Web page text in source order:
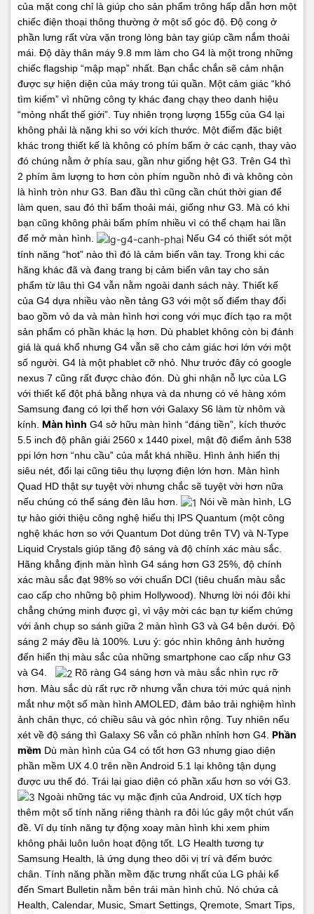
của mặt cong chỉ là giúp cho sản phẩm trông hấp dẫn hơn một
chiếc điện thoại thông thường ở một số góc độ. Độ cong ở
phần lưng rất vừa vặn trong lòng bàn tay giúp cầm nắm thoải
mái. Độ dày thân máy 9.8 mm làm cho G4 là một trong những
chiếc flagship “mập mạp” nhất. Bạn chắc chắn sẽ cảm nhận
được sự hiện diện của máy trong túi quần. Một cảm giác “khó
tìm kiếm” vì những công ty khác đang chạy theo danh hiệu
“mỏng nhất thế giới”. Tuy nhiên trọng lượng 155g của G4 lại
không phải là nặng khi so với kích thước. Một điểm đặc biệt
khác trong thiết kế là không có phím bấm ở các cạnh, thay vào
đó chúng nằm ở phía sau, gần như giống hệt G3. Trên G4 thì
2 phím âm lượng to hơn còn phím nguồn nhỏ đi và không còn
là hình tròn như G3. Ban đầu thì cũng cần chút thời gian để
làm quen, sau đó thì bấm thoải mái, giống như G3. Mà có khi
bạn cũng không phải bấm phím nhiều vì có thể chạm hai lần
để mở màn hình.
Nếu G4 có thiết sót một
tính năng “hot” nào thì đó là cảm biến vân tay. Trong khi các
hãng khác đã và đang trang bị cảm biến vân tay cho sản
phẩm từ lâu thì G4 vẫn nằm ngoài danh sách này. Thiết kế
của G4 dựa nhiều vào nền tảng G3 với một số điểm thay đổi
bao gồm vỏ da và màn hình hơi cong với mục đích tạo ra một
sản phẩm có phần khác lạ hơn. Dù phablet không còn bị đánh
giá là quá khổ nhưng G4 vẫn sẽ cho cảm giác hơi lớn với một
số người. G4 là một phablet cỡ nhỏ. Như trước đây có google
nexus 7 cũng rất được chào đón.
Dù ghi nhận nỗ lực của LG
với thiết kế đột phá bằng nhựa và da nhưng có vẻ hàng xóm
Samsung đang có lợi thế hơn với Galaxy S6 làm từ nhôm và
kính. Màn hình G4 sở hữu màn hình “đáng tiền”, kích thước
5.5 inch độ phân giải 2560 x 1440 pixel, mật độ điểm ảnh 538
ppi lớn hơn “nhu cầu” của mắt khá nhiều. Hình ảnh hiển thị
siêu nét, đổi lại cũng tiêu thụ lượng điện lớn hơn. Màn hình
Quad HD thật sự tuyệt vời nhưng chắc sẽ tuyệt vời hơn nữa
nếu chúng có thể sáng đèn lâu hơn.
Nói về màn hình, LG
tự hào giới thiệu công nghệ hiểu thị IPS Quantum (một công
nghệ khác hơn so với Quantum Dot dùng trên TV) và N-Type
Liquid Crystals giúp tăng độ sáng và độ chính xác màu sắc.
Hãng khẳng định màn hình G4 sáng hơn G3 25%, độ chính
xác màu sắc đạt 98% so với chuẩn DCI (tiêu chuẩn màu sắc
cao cấp cho những bộ phim Hollywood). Nhưng lời nói đôi khi
chẳng chứng minh được gì, vì vậy mời các bạn tự kiểm chứng
với ảnh chụp so sánh giữa 2 màn hình G3 và G4 bên dưới. Độ
sáng 2 máy đều là 100%. Lưu ý: góc nhìn không ảnh hưởng
đến hiển thị màu sắc của những smartphone cao cấp như G3
và G4.
Rõ ràng G4 sáng hơn và màu sắc nhìn rực rỡ
hơn. Màu sắc dù rất rực rỡ nhưng vẫn chưa tới mức quá nịnh
mắt như một số màn hình AMOLED, đảm bảo trải nghiệm hình
ảnh chân thực, có chiều sâu và góc nhìn rộng. Tuy nhiên nếu
xét về độ sáng thì Galaxy S6 vẫn có phần nhỉnh hơn G4. Phần
mềm Dù màn hình của G4 có tốt hơn G3 nhưng giao diện
phần mềm UX 4.0 trên nền Android 5.1 lại không tận dụng
được ưu thế đó. Trái lại giao diện có phần xấu hơn so với G3.
Ngoài những tác vụ mặc định của Android, UX tích hợp
thêm một số tính năng riêng thành ra đôi lúc gây một chút vấn
đề. Ví dụ tính năng tự động xoay màn hình khi xem phim
không phải luôn luôn hoạt động tốt. LG Health tương tự
Samsung Health, là ứng dụng theo dõi vị trí và đếm bước
chân. Tính năng phần mềm đặc trưng nhất của LG phải kể
đến Smart Bulletin nằm bên trái màn hình chủ. Nó chứa cả
Health, Calendar, Music, Smart Settings, Qremote, Smart Tips,